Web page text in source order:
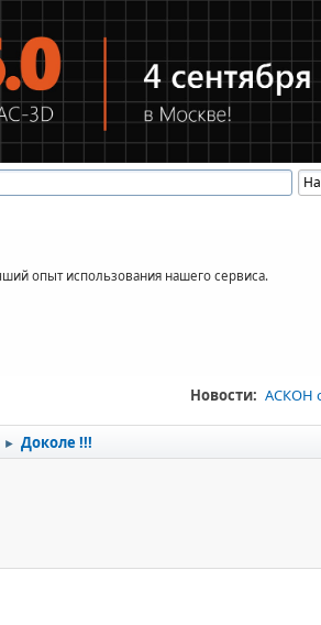
опыт использования нашего сервиса.
Новости: АСКОН
► Доколе !!!